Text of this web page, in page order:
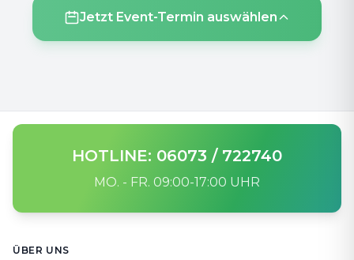
Jetzt Event-Termin auswählen
HOTLINE: 06073 / 722740
MO. - FR. 09:00-17:00 UHR
ÜBER UNS